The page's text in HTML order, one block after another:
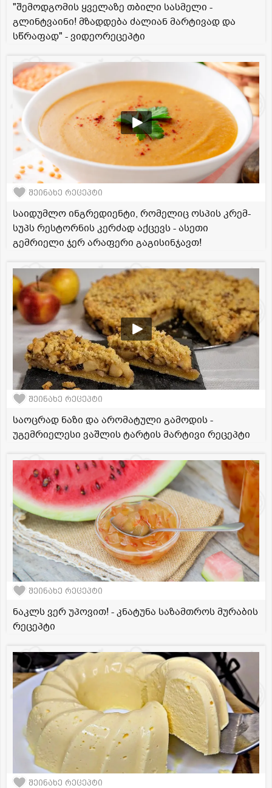
"შემოდგომის ყველაზე თბილი სასმელი -
გლინტვაინი! მზადდება ძალიან მარტივად და
სწრაფად" - ვიდეორეცეპტი
შეინახე რეცეპტი
საიდუმლო ინგრედიენტი, რომელიც ოსპის კრემ-
სუპს რესტორნის კერძად აქცევს - ასეთი
გემრიელი ჯერ არაფერი გაგისინჯავთ!
შეინახე რეცეპტი
საოცრად ნაზი და არომატული გამოდის -
უგემრიელესი ვაშლის ტარტის მარტივი რეცეპტი
შეინახე რეცეპტი
ნაკლს ვერ უპოვით! - კნატუნა საზამთროს მურაბის
რეცეპტი
შეინახე რეცეპტი